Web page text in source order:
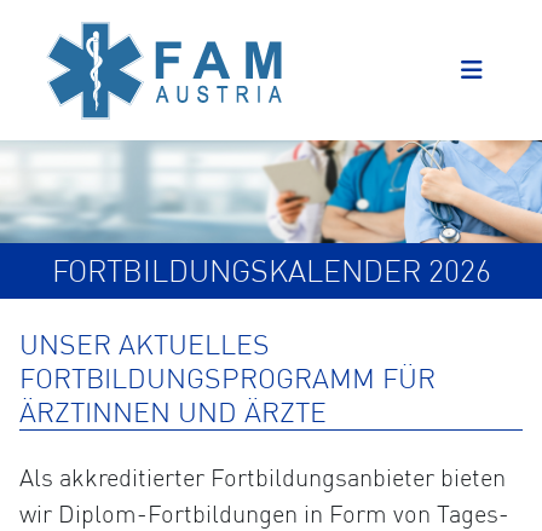
FORTBILDUNGSKALENDER 2026
UNSER AKTUELLES
FORTBILDUNGSPROGRAMM FÜR
ÄRZTINNEN UND ÄRZTE
Als akkreditierter Fortbildungsanbieter bieten
wir Diplom-Fortbildungen in Form von Tages-